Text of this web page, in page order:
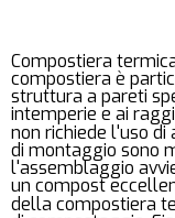
Compostiera
compostiera è
struttura a pareti
intemperie e ai
non richiede l'uso
di montaggio sono
l'assemblaggio
un compost
della compostiera